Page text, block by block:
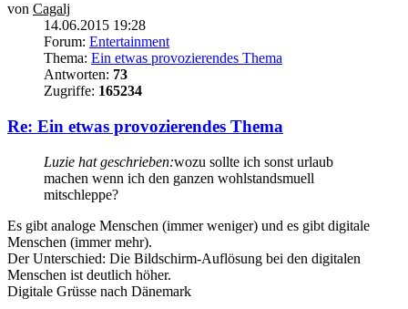
von Cagalj
14.06.2015 19:28
Forum: Entertainment
Thema: Ein etwas provozierendes Thema
Antworten: 73
Zugriffe: 165234
Re: Ein etwas provozierendes Thema
Luzie hat geschrieben:wozu sollte ich sonst urlaub
machen wenn ich den ganzen wohlstandsmuell
mitschleppe?
Es gibt analoge Menschen (immer weniger) und es gibt digitale
Menschen (immer mehr).
Der Unterschied: Die Bildschirm-Auflösung bei den digitalen
Menschen ist deutlich höher.
Digitale Grüsse nach Dänemark